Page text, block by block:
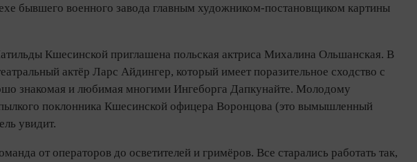
бывшего военного завода главным художником‑постановщиком картины
Кшесинской приглашена польская актриса Михалина Ольшанская. В
актёр Ларс Айдингер, который имеет поразительное сходство с
знакомая и любимая многими Ингеборга Дапкунайте. Молодому
поклонника Кшесинской офицера Воронцова (это вымышленный
увидит.
от операторов до осветителей и гримёров. Все старались работать так,